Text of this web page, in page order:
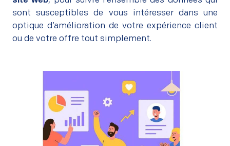
sont susceptibles de vous intéresser dans une
optique d’amélioration de votre expérience client
ou de votre offre tout simplement.